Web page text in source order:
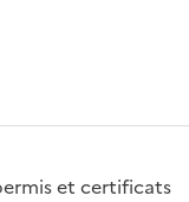
et certificats